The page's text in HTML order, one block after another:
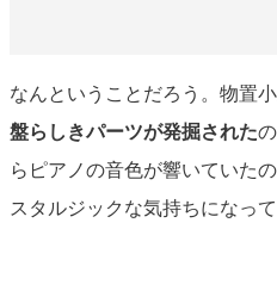
なんということだろう。物置小
盤らしきパーツが発掘された
らピアノの音色が響いていた
スタルジックな気持ちになって